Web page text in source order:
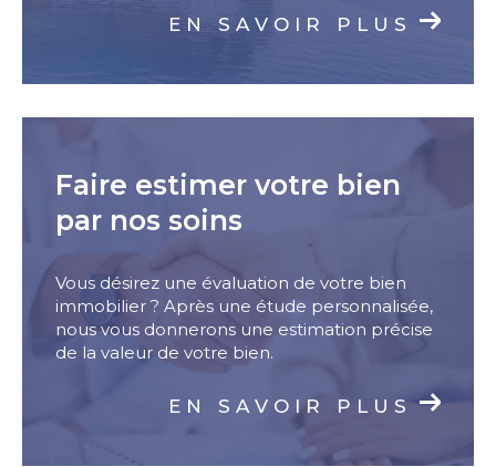
EN SAVOIR PLUS
Faire estimer votre bien
par nos soins
Vous désirez une évaluation de votre bien
immobilier ? Après une étude personnalisée,
nous vous donnerons une estimation précise
de la valeur de votre bien.
EN SAVOIR PLUS